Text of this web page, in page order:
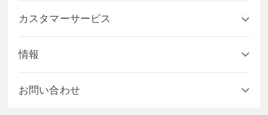
カスタマーサービス
情報
お問い合わせ